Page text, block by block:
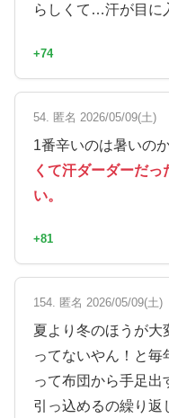
らしくて…汗が目に
+74
54. 匿名 2026/05/09(土)
1番辛いのは暑いの
くて汗ダーダーだ
い。
+81
154. 匿名 2026/05/09(土)
夏より冬のほうが大
ってないやん！と毎
って布団から手足出
引っ込めるの繰り返